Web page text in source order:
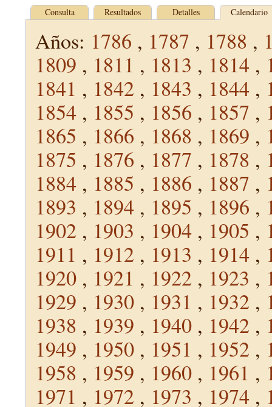
Consulta Resultados Detalles Calendario
Años: 1786 , 1787 , 1788 ,
1809 , 1811 , 1813 , 1814 ,
1841 , 1842 , 1843 , 1844 ,
1854 , 1855 , 1856 , 1857 ,
1865 , 1866 , 1868 , 1869 ,
1875 , 1876 , 1877 , 1878 ,
1884 , 1885 , 1886 , 1887 ,
1893 , 1894 , 1895 , 1896 ,
1902 , 1903 , 1904 , 1905 ,
1911 , 1912 , 1913 , 1914 ,
1920 , 1921 , 1922 , 1923 ,
1929 , 1930 , 1931 , 1932 ,
1938 , 1939 , 1940 , 1942 ,
1949 , 1950 , 1951 , 1952 ,
1958 , 1959 , 1960 , 1961 ,
1971 , 1972 , 1973 , 1974 ,